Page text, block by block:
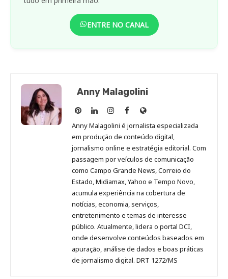
ENTRE NO CANAL
Anny Malagolini
Anny
Malagolini
no
Pinterest
Anny
Malagolini
no
LinkedIn
Anny
Malagolini
no
Instagram
Anny
Malagolini
no
Facebook
Site
de
Anny
Malagolini
Anny Malagolini é jornalista especializada
em produção de conteúdo digital,
jornalismo online e estratégia editorial. Com
passagem por veículos de comunicação
como Campo Grande News, Correio do
Estado, Midiamax, Yahoo e Tempo Novo,
acumula experiência na cobertura de
notícias, economia, serviços,
entretenimento e temas de interesse
público. Atualmente, lidera o portal DCI,
onde desenvolve conteúdos baseados em
apuração, análise de dados e boas práticas
de jornalismo digital. DRT 1272/MS